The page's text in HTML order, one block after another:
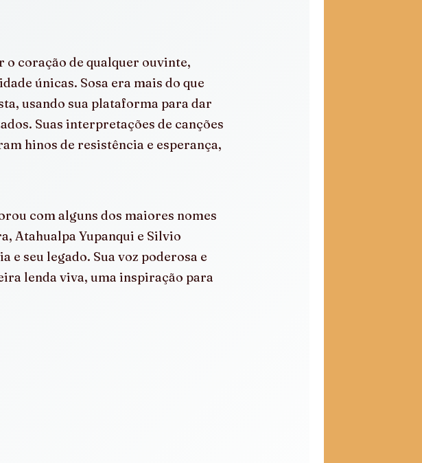
o coração de qualquer ouvinte,
únicas. Sosa era mais do que
usando sua plataforma para dar
Suas interpretações de canções
hinos de resistência e esperança,
com alguns dos maiores nomes
Atahualpa Yupanqui e Silvio
e seu legado. Sua voz poderosa e
lenda viva, uma inspiração para